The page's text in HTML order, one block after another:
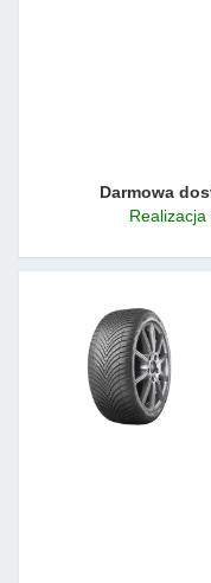
Darmowa
Realizacja